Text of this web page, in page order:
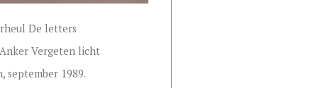
De letters
Vergeten licht
september 1989.